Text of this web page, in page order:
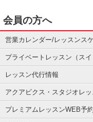
会員の方へ
営業カレンダー/レッスンス
プライベートレッスン（スイ
レッスン代行情報
アクアビクス・スタジオレ
プレミアムレッスンWEB予約